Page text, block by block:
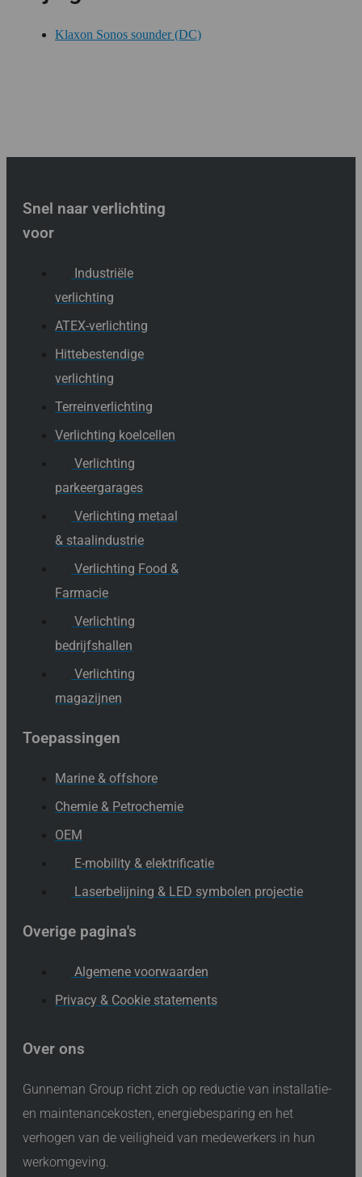
Klaxon Sonos sounder (DC)
Snel naar verlichting
voor
Industriële
verlichting
ATEX-verlichting
Hittebestendige
verlichting
Terreinverlichting
Verlichting koelcellen
Verlichting
parkeergarages
Verlichting metaal
& staalindustrie
Verlichting Food &
Farmacie
Verlichting
bedrijfshallen
Verlichting
magazijnen
Toepassingen
Marine & offshore
Chemie & Petrochemie
OEM
E-mobility & elektrificatie
Laserbelijning & LED symbolen projectie
Overige pagina's
Algemene voorwaarden
Privacy & Cookie statements
Over ons
Gunneman Group richt zich op reductie van installatie-
en maintenancekosten, energiebesparing en het
verhogen van de veiligheid van medewerkers in hun
werkomgeving.